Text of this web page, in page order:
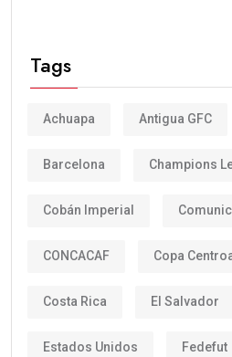
Tags
Achuapa Antigua GFC
Barcelona Champions
Cobán Imperial
CONCACAF Copa
Costa Rica El Salvador
Estados Unidos Fedefut